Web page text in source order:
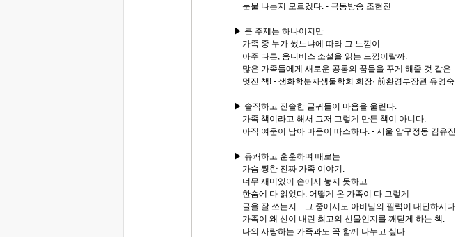
눈물 나는지 모르겠다. - 극동방송 조현진
▶ 큰 주제는 하나이지만
가족 중 누가 썼느냐에 따라 그 느낌이
아주 다른, 옴니버스 소설을 읽는 느낌이랄까.
많은 가족들에게 새로운 공통의 꿈들을 꾸게 해줄 것 같은
멋진 책! - 생화학분자생물학회 회장· 前환경부장관 유영숙
▶ 솔직하고 진솔한 글귀들이 마음을 울린다.
가족 책이라고 해서 그저 그렇게 만든 책이 아니다.
아직 여운이 남아 마음이 따스하다. - 서울 압구정동 김유진
▶ 유쾌하고 훈훈하며 때로는
가슴 찡한 진짜 가족 이야기.
너무 재미있어 손에서 놓지 못하고
한숨에 다 읽었다. 어떻게 온 가족이 다 그렇게
글을 잘 쓰는지... 그 중에서도 아버님의 필력이 대단하시다.
가족이 왜 신이 내린 최고의 선물인지를 깨닫게 하는 책.
나의 사랑하는 가족과도 꼭 함께 나누고 싶다.